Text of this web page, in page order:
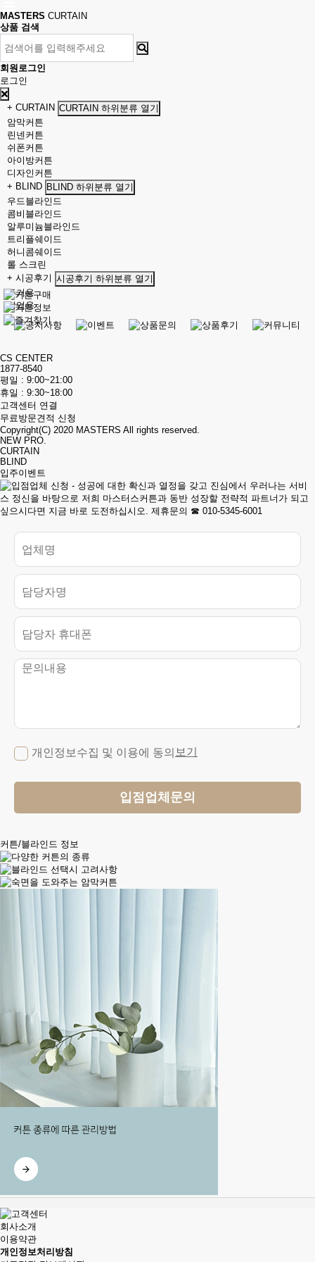
MASTERS CURTAIN
상품 검색
회원로그인
로그인
+ CURTAIN CURTAIN 하위분류 열기
암막커튼
린넨커튼
쉬폰커튼
아이방커튼
디자인커튼
+ BLIND BLIND 하위분류 열기
우드블라인드
콤비블라인드
알루미늄블라인드
트리플쉐이드
허니콤쉐이드
롤 스크린
+ 시공후기 시공후기 하위분류 열기
주거용
상업용
CS CENTER
1877-8540
평일 : 9:00~21:00
휴일 : 9:30~18:00
고객센터 연결
무료방문견적 신청
Copyright(C) 2020 MASTERS All rights reserved.
NEW PRO.
CURTAIN
BLIND
입주이벤트
개인정보수집 및 이용에 동의 보기
커튼/블라인드 정보
회사소개
이용약관
개인정보처리방침